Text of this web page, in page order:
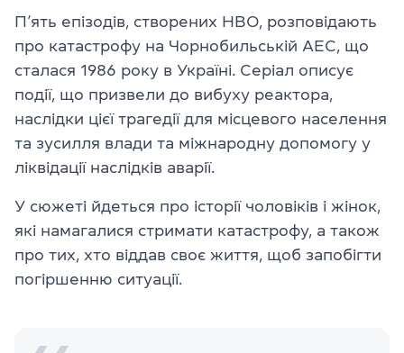
П’ять епізодів, створених HBO, розповідають
про катастрофу на Чорнобильській АЕС, що
сталася 1986 року в Україні. Серіал описує
події, що призвели до вибуху реактора,
наслідки цієї трагедії для місцевого населення
та зусилля влади та міжнародну допомогу у
ліквідації наслідків аварії.
У сюжеті йдеться про історії чоловіків і жінок,
які намагалися стримати катастрофу, а також
про тих, хто віддав своє життя, щоб запобігти
погіршенню ситуації.